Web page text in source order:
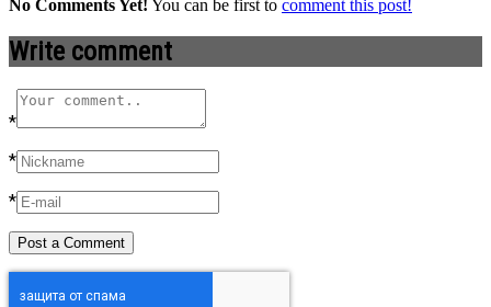
No Comments Yet! You can be first to comment this post!
Write comment
*
*
*